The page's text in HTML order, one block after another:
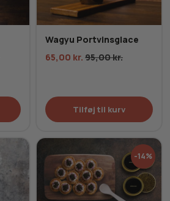
Wagyu Portvinsglace
65,00 kr. 95,00kr.
Tilføj til kurv
-14%